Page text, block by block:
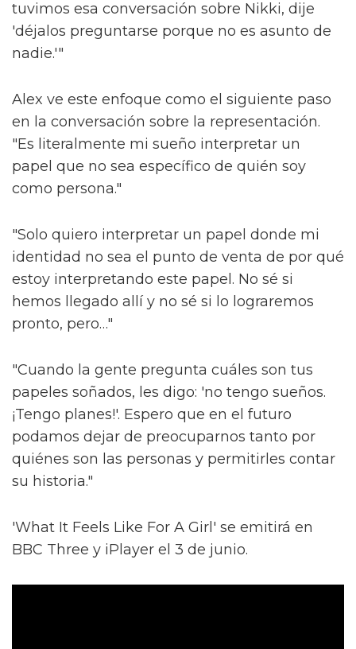
tuvimos esa conversación sobre Nikki, dije
'déjalos preguntarse porque no es asunto de
nadie.'"
Alex ve este enfoque como el siguiente paso
en la conversación sobre la representación.
"Es literalmente mi sueño interpretar un
papel que no sea específico de quién soy
como persona."
"Solo quiero interpretar un papel donde mi
identidad no sea el punto de venta de por qué
estoy interpretando este papel. No sé si
hemos llegado allí y no sé si lo lograremos
pronto, pero…"
"Cuando la gente pregunta cuáles son tus
papeles soñados, les digo: 'no tengo sueños.
¡Tengo planes!'. Espero que en el futuro
podamos dejar de preocuparnos tanto por
quiénes son las personas y permitirles contar
su historia."
'What It Feels Like For A Girl' se emitirá en
BBC Three y iPlayer el 3 de junio.